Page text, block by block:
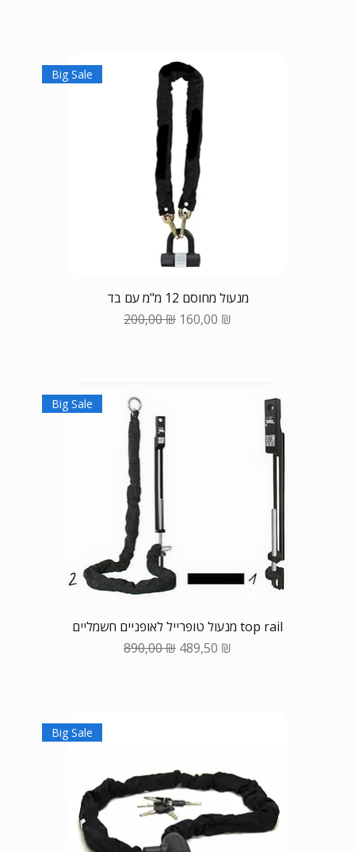
Big Sale
מנעול מחוסם 12 מ"מ עם בד
Обычная цена
200,00 ₪ Цена со скидкой
160,00 ₪
Big Sale
מנעול טופרייל לאופניים חשמליים top rail
Обычная цена
890,00 ₪ Цена со скидкой
489,50 ₪
Big Sale